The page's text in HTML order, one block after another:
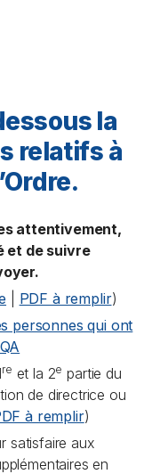
la
relatifs à
attentivement,
et de suivre
PDF à remplir)
personnes qui ont
re et la 2e partie du
de directrice ou
à remplir)
satisfaire aux
en